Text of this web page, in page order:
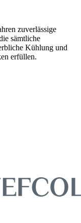
zuverlässige
sämtliche
Kühlung und
erfüllen.